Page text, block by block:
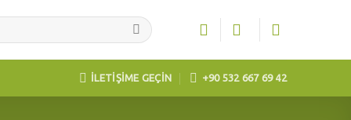
İLETİŞİME GEÇİN +90 532 667 69 42